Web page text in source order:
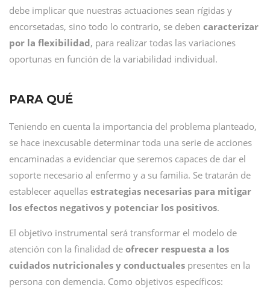
debe implicar que nuestras actuaciones sean rígidas y
encorsetadas, sino todo lo contrario, se deben caracterizar
por la flexibilidad, para realizar todas las variaciones
oportunas en función de la variabilidad individual.
PARA QUÉ
Teniendo en cuenta la importancia del problema planteado,
se hace inexcusable determinar toda una serie de acciones
encaminadas a evidenciar que seremos capaces de dar el
soporte necesario al enfermo y a su familia. Se tratarán de
establecer aquellas estrategias necesarias para mitigar
los efectos negativos y potenciar los positivos.
El objetivo instrumental será transformar el modelo de
atención con la finalidad de ofrecer respuesta a los
cuidados nutricionales y conductuales presentes en la
persona con demencia. Como objetivos específicos: